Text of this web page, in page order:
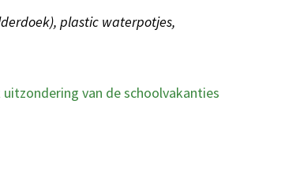
plastic waterpotjes,
uitzondering van de schoolvakanties